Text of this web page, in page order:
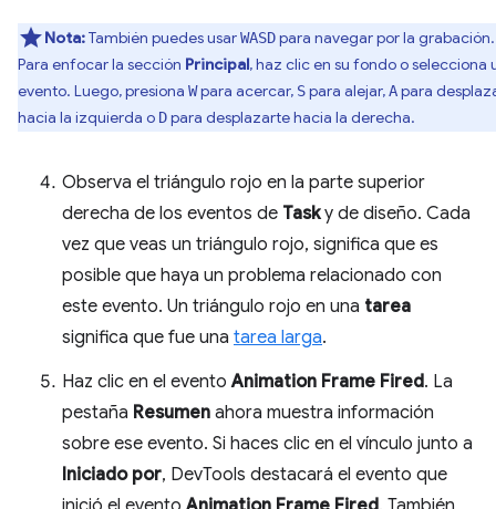
Nota:También puedes usarWASDpara navegar por la grabación.
Para enfocar la sección Principal, haz clic en su fondo o selecciona
evento. Luego, presiona Wpara acercar, Spara alejar,Apara
hacia la izquierda o Dpara desplazarte hacia la derecha.
Observa el triángulo rojo en la parte superior
derecha de los eventos de Tasky de diseño. Cada
vez que veas un triángulo rojo, significa que es
posible que haya un problema relacionado con
este evento. Un triángulo rojo en una tarea
significa que fue una tarea larga.
Haz clic en el eventoAnimation Frame Fired. La
pestaña Resumen ahora muestra información
sobre ese evento. Si haces clic en el vínculo junto a
Iniciado por, DevTools destacará el evento que